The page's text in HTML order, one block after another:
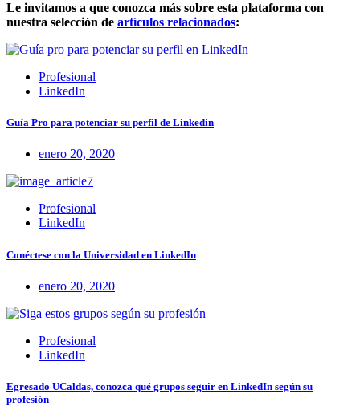
Le invitamos a que conozca más sobre esta plataforma con
nuestra selección de artículos relacionados:
Profesional
LinkedIn
Guía Pro para potenciar su perfil de Linkedin
enero 20, 2020
Profesional
LinkedIn
Conéctese con la Universidad en LinkedIn
enero 20, 2020
Profesional
LinkedIn
Egresado UCaldas, conozca qué grupos seguir en LinkedIn según su
profesión